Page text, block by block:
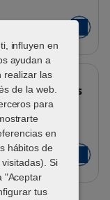
Añadir
Vasos
de perros
grandes
Añadir
influyen en
ayudan a
realizar las
de la web.
para
en
hábitos de
Si
"Aceptar
tus